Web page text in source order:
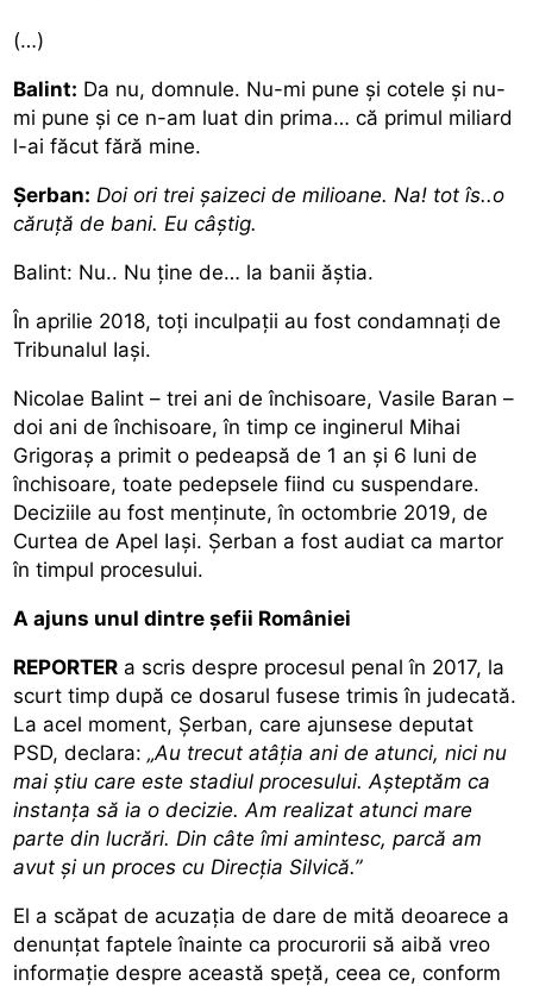
(…)
Balint: Da nu, domnule. Nu-mi pune şi cotele şi nu-
mi pune şi ce n-am luat din prima… că primul miliard
l-ai făcut fără mine.
Șerban: Doi ori trei şaizeci de milioane. Na! tot îs..o
căruţă de bani. Eu câştig.
Balint: Nu.. Nu ţine de… la banii ăştia.
În aprilie 2018, toți inculpații au fost condamnați de
Tribunalul Iași.
Nicolae Balint – trei ani de închisoare, Vasile Baran –
doi ani de închisoare, în timp ce inginerul Mihai
Grigoraş a primit o pedeapsă de 1 an şi 6 luni de
închisoare, toate pedepsele fiind cu suspendare.
Deciziile au fost menținute, în octombrie 2019, de
Curtea de Apel Iași. Șerban a fost audiat ca martor
în timpul procesului.
A ajuns unul dintre șefii României
REPORTER a scris despre procesul penal în 2017, la
scurt timp după ce dosarul fusese trimis în judecată.
La acel moment, Șerban, care ajunsese deputat
PSD, declara:„Au trecut atâţia ani de atunci, nici nu
mai ştiu care este stadiul procesului. Aşteptăm ca
instanţa să ia o decizie. Am realizat atunci mare
parte din lucrări. Din câte îmi amintesc, parcă am
avut şi un proces cu Direcţia Silvică.”
El a scăpat de acuzația de dare de mită deoarece a
denunțat faptele înainte ca procurorii să aibă vreo
informație despre această speță, ceea ce, conform